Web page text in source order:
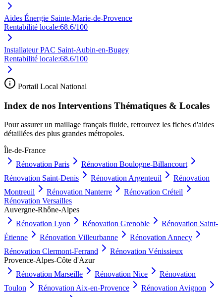
Aides Énergie Sainte-Marie-de-Provence
Rentabilité locale:68.6/100
Installateur PAC Saint-Aubin-en-Bugey
Rentabilité locale:68.6/100
Portail Local National
Index de nos Interventions Thématiques & Locales
Pour assurer un maillage français fluide, retrouvez les fiches d'aides
détaillées des plus grandes métropoles.
Île-de-France
Rénovation Paris Rénovation Boulogne-Billancourt
Rénovation Saint-Denis Rénovation Argenteuil
Rénovation
Montreuil
Rénovation Nanterre Rénovation Créteil
Rénovation Versailles
Auvergne-Rhône-Alpes
Rénovation Lyon Rénovation Grenoble Rénovation Saint-
Étienne
Rénovation Villeurbanne Rénovation Annecy
Rénovation Clermont-Ferrand Rénovation Vénissieux
Provence-Alpes-Côte d'Azur
Rénovation Marseille Rénovation Nice
Rénovation
Toulon
Rénovation Aix-en-Provence Rénovation Avignon